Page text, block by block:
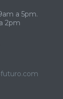
a 5pm.
2pm